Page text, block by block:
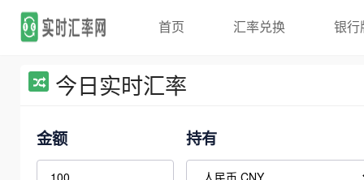
首页 汇率兑换 银行
今日实时汇率
金额 持有